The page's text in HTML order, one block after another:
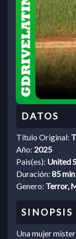
Título Original:
Año: 2025
Pais(es): United
Duración: 85 min
Genero: Terror,
Una mujer